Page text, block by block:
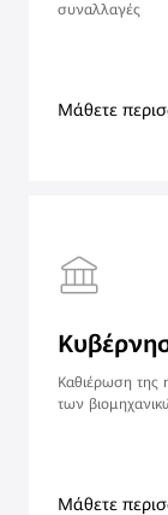
συναλλαγές
Μάθετε
Καθιέρωση της
των
Μάθετε